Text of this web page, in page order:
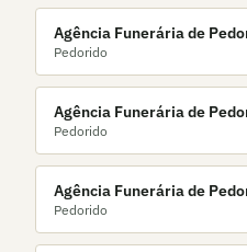
Agência Funerária de
Pedorido
Agência Funerária de
Pedorido
Agência Funerária de
Pedorido